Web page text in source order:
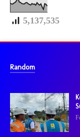
5,137,535
Random